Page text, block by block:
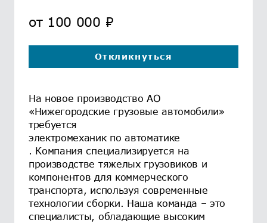
от 100 000 ₽
Откликнуться
На новое производство АО
«Нижегородские грузовые автомобили»
требуется
электромеханик по автоматике
. Компания специализируется на
производстве тяжелых грузовиков и
компонентов для коммерческого
транспорта, используя современные
технологии сборки. Наша команда – это
специалисты, обладающие высоким